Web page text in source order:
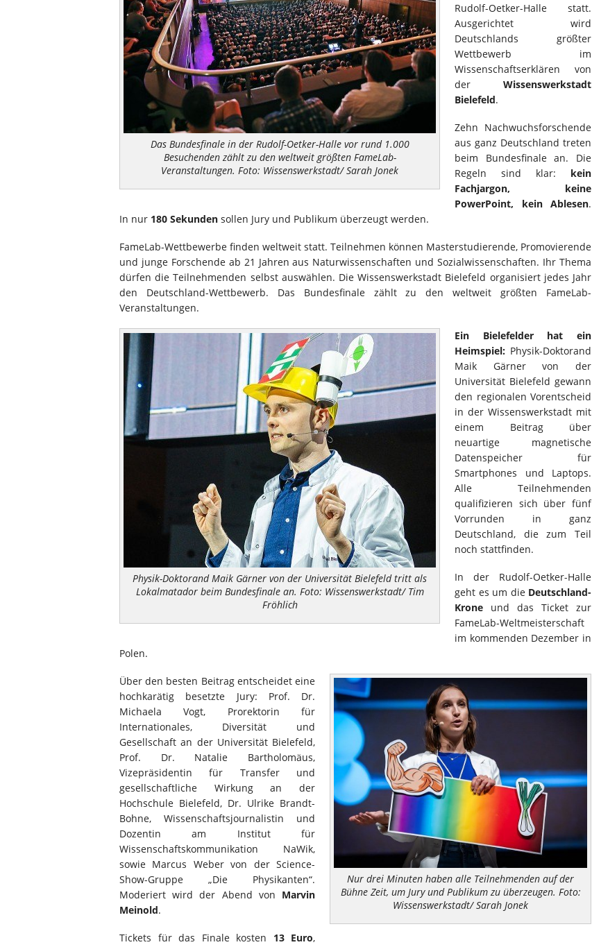
Das Bundesfinale in der Rudolf-Oetker-Halle vor rund 1.000
Besuchenden zählt zu den weltweit größten FameLab-
Veranstaltungen. Foto: Wissenswerkstadt/ Sarah Jonek
Rudolf-Oetker-Halle statt.
Ausgerichtet wird
Deutschlands größter
Wettbewerb im
Wissenschaftserklären von
der Wissenswerkstadt
Bielefeld.
Zehn Nachwuchsforschende
aus ganz Deutschland treten
beim Bundesfinale an. Die
Regeln sind klar: kein
Fachjargon, keine
PowerPoint, kein Ablesen.
In nur 180 Sekunden sollen Jury und Publikum überzeugt werden.
FameLab-Wettbewerbe finden weltweit statt. Teilnehmen können Masterstudierende, Promovierende
und junge Forschende ab 21 Jahren aus Naturwissenschaften und Sozialwissenschaften. Ihr Thema
dürfen die Teilnehmenden selbst auswählen. Die Wissenswerkstadt Bielefeld organisiert jedes Jahr
den Deutschland-Wettbewerb. Das Bundesfinale zählt zu den weltweit größten FameLab-
Veranstaltungen.
Physik-Doktorand Maik Gärner von der Universität Bielefeld tritt als
Lokalmatador beim Bundesfinale an. Foto: Wissenswerkstadt/ Tim
Fröhlich
Ein Bielefelder hat ein
Heimspiel: Physik-Doktorand
Maik Gärner von der
Universität Bielefeld gewann
den regionalen Vorentscheid
in der Wissenswerkstadt mit
einem Beitrag über
neuartige magnetische
Datenspeicher für
Smartphones und Laptops.
Alle Teilnehmenden
qualifizieren sich über fünf
Vorrunden in ganz
Deutschland, die zum Teil
noch stattfinden.
In der Rudolf-Oetker-Halle
geht es um die Deutschland-
Krone und das Ticket zur
FameLab-Weltmeisterschaft
im kommenden Dezember in
Polen.
Nur drei Minuten haben alle Teilnehmenden auf der
Bühne Zeit, um Jury und Publikum zu überzeugen. Foto:
Wissenswerkstadt/ Sarah Jonek
Über den besten Beitrag entscheidet eine
hochkarätig besetzte Jury: Prof. Dr.
Michaela Vogt, Prorektorin für
Internationales, Diversität und
Gesellschaft an der Universität Bielefeld,
Prof. Dr. Natalie Bartholomäus,
Vizepräsidentin für Transfer und
gesellschaftliche Wirkung an der
Hochschule Bielefeld, Dr. Ulrike Brandt-
Bohne, Wissenschaftsjournalistin und
Dozentin am Institut für
Wissenschaftskommunikation NaWik,
sowie Marcus Weber von der Science-
Show-Gruppe „Die Physikanten“.
Moderiert wird der Abend von Marvin
Meinold.
Tickets für das Finale kosten 13 Euro,